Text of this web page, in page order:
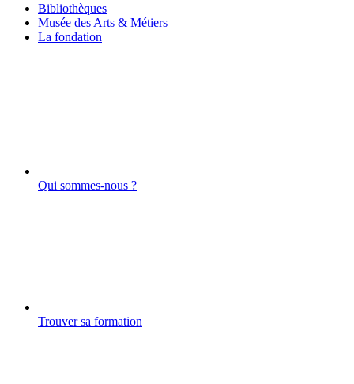
Bibliothèques
Musée des Arts & Métiers
La fondation
Qui sommes-nous ?
Trouver sa formation